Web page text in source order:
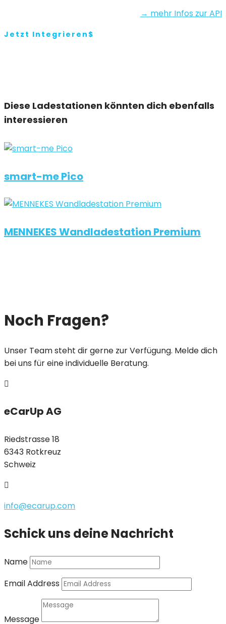
→ mehr Infos zur API
Jetzt Integrieren
Diese Ladestationen könnten dich ebenfalls
interessieren
smart-me Pico
MENNEKES Wandladestation Premium
Noch Fragen?
Unser Team steht dir gerne zur Verfügung. Melde dich
bei uns für eine individuelle Beratung.

eCarUp AG
Riedstrasse 18
6343 Rotkreuz
Schweiz

info@ecarup.com
Schick uns deine Nachricht
Name
Email Address
Message